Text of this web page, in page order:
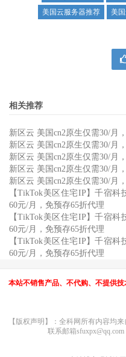
美国云服务器推荐
美
相关推荐
新区云 美国cn2原生仅需30/月
新区云 美国cn2原生仅需30/月
新区云 美国cn2原生仅需30/月
新区云 美国cn2原生仅需30/月
新区云 美国cn2原生仅需30/月
【TikTok美区住宅IP】千宿
60元/月，免预存65折代理
【TikTok美区住宅IP】千宿
60元/月，免预存65折代理
【TikTok美区住宅IP】千宿
60元/月，免预存65折代理
本站不销售产品、不代购、不提供
【版权声明】：全科网所有内容均
联系邮箱